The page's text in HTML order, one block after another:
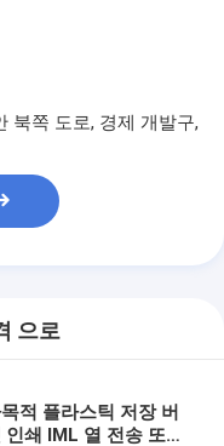
북쪽 도로, 경제 개발구,
으로
적 플라스틱 저장 버
인쇄 IML 열 전송 또는